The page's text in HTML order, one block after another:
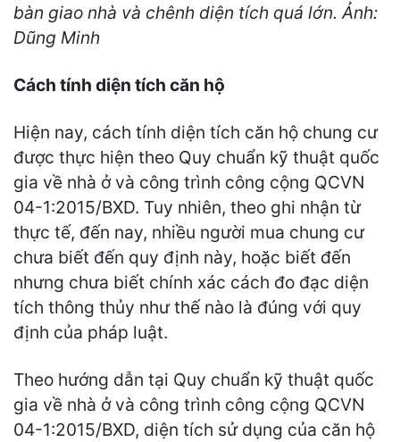
bàn giao nhà và chênh diện tích quá lớn. Ảnh:
Dũng Minh
Cách tính diện tích căn hộ
Hiện nay, cách tính diện tích căn hộ chung cư
được thực hiện theo Quy chuẩn kỹ thuật quốc
gia về nhà ở và công trình công cộng QCVN
04-1:2015/BXD. Tuy nhiên, theo ghi nhận từ
thực tế, đến nay, nhiều người mua chung cư
chưa biết đến quy định này, hoặc biết đến
nhưng chưa biết chính xác cách đo đạc diện
tích thông thủy như thế nào là đúng với quy
định của pháp luật.
Theo hướng dẫn tại Quy chuẩn kỹ thuật quốc
gia về nhà ở và công trình công cộng QCVN
04-1:2015/BXD, diện tích sử dụng của căn hộ